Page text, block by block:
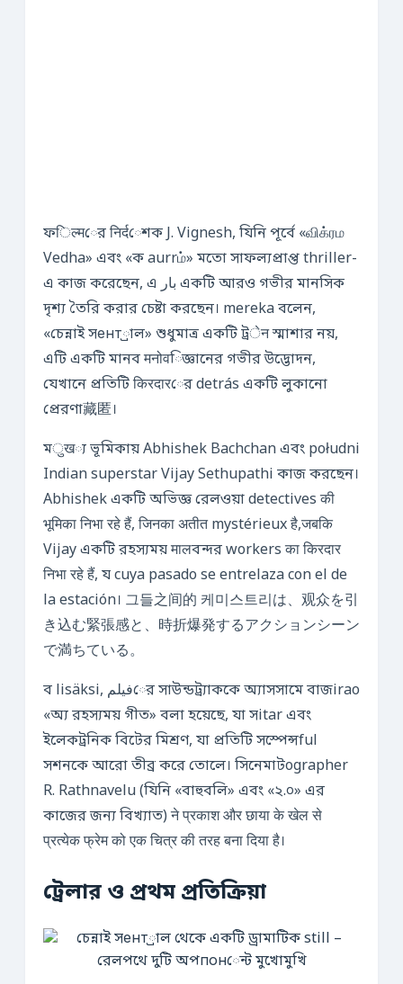
ফिल्मের निर्दেশক J. Vignesh, যিনি পূর্বে «விக்ரம
Vedha» এবং «ক aurrம்» মতো সাফল্যপ্রাপ্ত thriller-
এ কাজ করেছেন, এ بار একটি আরও গভীর মানসিক
দৃশ্য তৈরি করার চেষ্টা করছেন। mereka বলেন,
«চেন্নাই সент্রাল» শুধুমাত্র একটি ট্রेन স্মাশার নয়,
এটি একটি মানব मनोवিজ্ঞানের গভীর উদ্ভোদন,
যেখানে প্রতিটি किरदारের detrás একটি লুকানো
প্রেরণা藏匿।
মुख্য ভূমিকায় Abhishek Bachchan এবং południ
Indian superstar Vijay Sethupathi কাজ করছেন।
Abhishek একটি অভিজ্ঞ রেলওয়া detectives की
भूमिका निभा रहे हैं, जिनका अतीत mystérieux है,जबकि
Vijay একটি রহস্যময় मालবন্দর workers का किरदार
निभा रहे हैं, য cuya pasado se entrelaza con el de
la estación। 그들之间的 케미스트리は、观众を引
き込む緊張感と、時折爆発するアクションシーン
で満ちている。
ব lisäksi, فیلمের সাউন্ডট্র্যাককে অ্যাসসামে বাজirao
«অ্য রহস্যময় গীত» বলা হয়েছে, যা সitar এবং
ইলেকট্রনিক বিটের মিশ্রণ, যা প্রতিটি সস্পেন্সful
সশনকে আরো তীব্র করে তোলে। সিনেমাটographer
R. Rathnavelu (যিনি «বাহুবলি» এবং «২.০» এর
কাজের জন্য বিখ্যাত) ने प्रकाश और छाया के खेल से
प्रत्येक फ्रेम को एक चित्र की तरह बना दिया है।
ট্রেলার ও প্রথম প্রতিক্রিয়া